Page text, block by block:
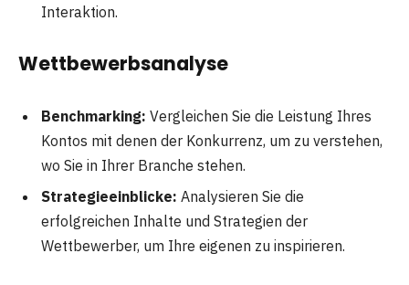
Interaktion.
Wettbewerbsanalyse
Benchmarking: Vergleichen Sie die Leistung Ihres
Kontos mit denen der Konkurrenz, um zu verstehen,
wo Sie in Ihrer Branche stehen.
Strategieeinblicke: Analysieren Sie die
erfolgreichen Inhalte und Strategien der
Wettbewerber, um Ihre eigenen zu inspirieren.